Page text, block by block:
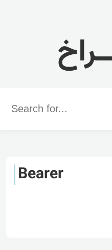
Word
Bearer